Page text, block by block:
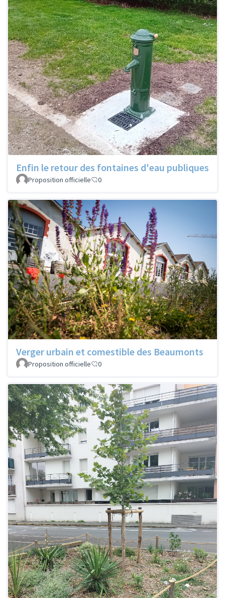
Enfin le retour des fontaines d'eau publiques
Proposition officielle 0
Verger urbain et comestible des Beaumonts
Proposition officielle 0